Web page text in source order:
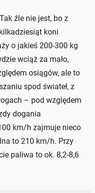
źle nie jest, bo z
koni
o jakieś 200-300 kg
wciąż za mało,
osiągów, ale to
spod świateł, z
– pod względem
dogania
km/h zajmuje nieco
to 210 km/h. Przy
paliwa to ok. 8,2-8,6